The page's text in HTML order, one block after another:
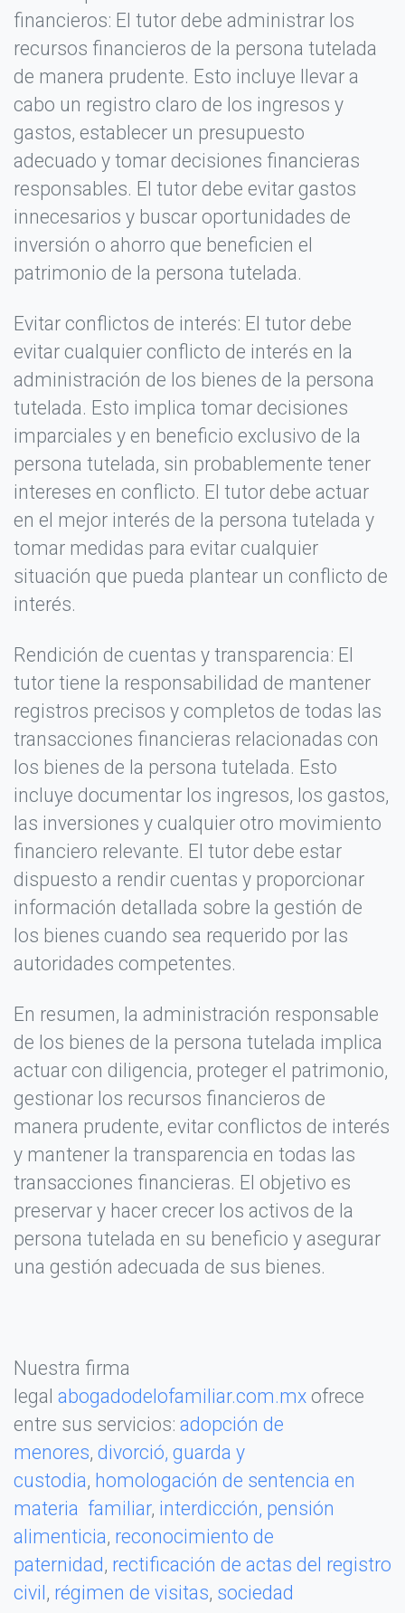
financieros: El tutor debe administrar los
recursos financieros de la persona tutelada
de manera prudente. Esto incluye llevar a
cabo un registro claro de los ingresos y
gastos, establecer un presupuesto
adecuado y tomar decisiones financieras
responsables. El tutor debe evitar gastos
innecesarios y buscar oportunidades de
inversión o ahorro que beneficien el
patrimonio de la persona tutelada.
Evitar conflictos de interés: El tutor debe
evitar cualquier conflicto de interés en la
administración de los bienes de la persona
tutelada. Esto implica tomar decisiones
imparciales y en beneficio exclusivo de la
persona tutelada, sin probablemente tener
intereses en conflicto. El tutor debe actuar
en el mejor interés de la persona tutelada y
tomar medidas para evitar cualquier
situación que pueda plantear un conflicto de
interés.
Rendición de cuentas y transparencia: El
tutor tiene la responsabilidad de mantener
registros precisos y completos de todas las
transacciones financieras relacionadas con
los bienes de la persona tutelada. Esto
incluye documentar los ingresos, los gastos,
las inversiones y cualquier otro movimiento
financiero relevante. El tutor debe estar
dispuesto a rendir cuentas y proporcionar
información detallada sobre la gestión de
los bienes cuando sea requerido por las
autoridades competentes.
En resumen, la administración responsable
de los bienes de la persona tutelada implica
actuar con diligencia, proteger el patrimonio,
gestionar los recursos financieros de
manera prudente, evitar conflictos de interés
y mantener la transparencia en todas las
transacciones financieras. El objetivo es
preservar y hacer crecer los activos de la
persona tutelada en su beneficio y asegurar
una gestión adecuada de sus bienes.
Nuestra firma
legal abogadodelofamiliar.com.mx ofrece
entre sus servicios: adopción de
menores, divorció, guarda y
custodia, homologación de sentencia en
materia familiar, interdicción, pensión
alimenticia, reconocimiento de
paternidad, rectificación de actas del registro
civil , régimen de visitas, sociedad
★
★
★
★
★
Tu Nombre o Apodo *
Título de tu opinión *
Tu Opinión detallada *
No llenes este campo si eres humano:
PUBLICAR OPINIÓN